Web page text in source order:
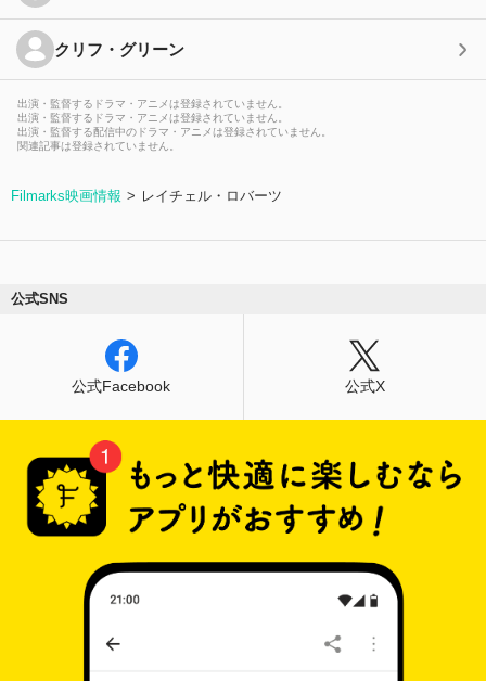
クリフ・グリーン
出演・監督するドラマ・アニメは登録されていません。
出演・監督するドラマ・アニメは登録されていません。
出演・監督する配信中のドラマ・アニメは登録されていません。
関連記事は登録されていません。
Filmarks映画情報 レイチェル・ロバーツ
公式SNS
公式Facebook 公式X